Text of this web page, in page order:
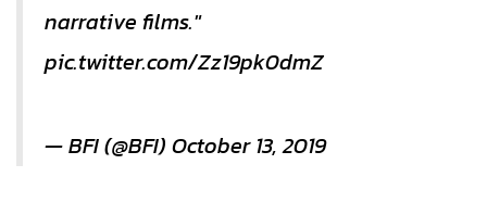
narrative films."
pic.twitter.com/Zz19pk0dmZ
— BFI (@BFI) October 13, 2019